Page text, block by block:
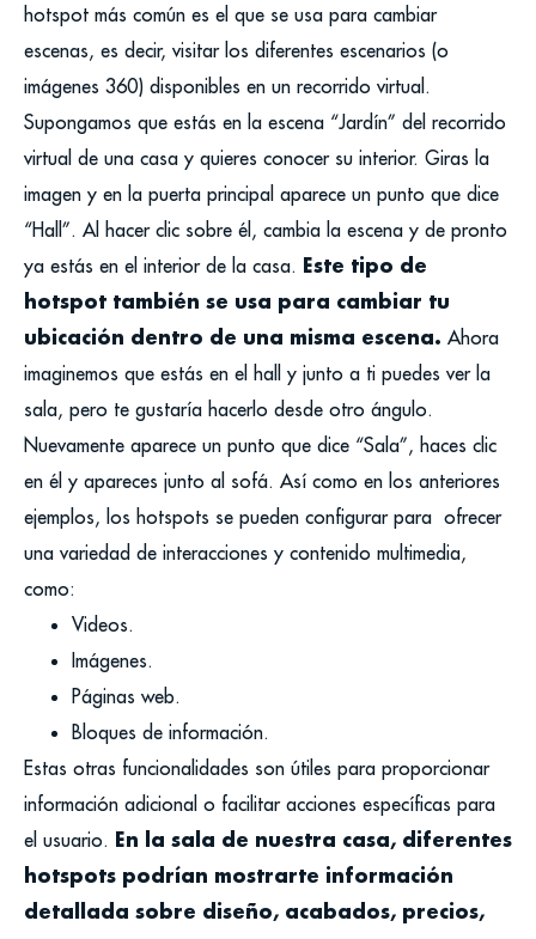
hotspot más común es el que se usa para cambiar
escenas, es decir, visitar los diferentes escenarios (o
imágenes 360) disponibles en un recorrido virtual.
Supongamos que estás en la escena “Jardín” del recorrido
virtual de una casa y quieres conocer su interior. Giras la
imagen y en la puerta principal aparece un punto que dice
“Hall”. Al hacer clic sobre él, cambia la escena y de pronto
ya estás en el interior de la casa. Este tipo de
hotspot también se usa para cambiar tu
ubicación dentro de una misma escena. Ahora
imaginemos que estás en el hall y junto a ti puedes ver la
sala, pero te gustaría hacerlo desde otro ángulo.
Nuevamente aparece un punto que dice “Sala”, haces clic
en él y apareces junto al sofá. Así como en los anteriores
ejemplos, los hotspots se pueden configurar para ofrecer
una variedad de interacciones y contenido multimedia,
como:
Videos.
Imágenes.
Páginas web.
Bloques de información.
Estas otras funcionalidades son útiles para proporcionar
información adicional o facilitar acciones específicas para
el usuario. En la sala de nuestra casa, diferentes
hotspots podrían mostrarte información
detallada sobre diseño, acabados, precios,